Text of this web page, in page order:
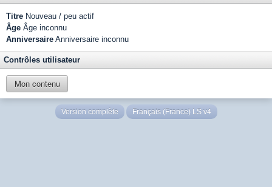
Titre Nouveau / peu actif
Âge Âge inconnu
Anniversaire Anniversaire inconnu
Contrôles utilisateur
Mon contenu
Version complète Français (France) LS v4